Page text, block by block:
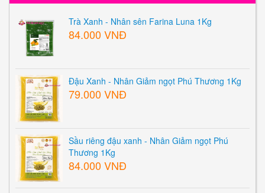
Trà Xanh - Nhân sên Farina Luna 1Kg
84.000 VNĐ
Đậu Xanh - Nhân Giảm ngọt Phú Thương 1Kg
79.000 VNĐ
Sầu riêng đậu xanh - Nhân Giảm ngọt Phú
Thương 1Kg
84.000 VNĐ